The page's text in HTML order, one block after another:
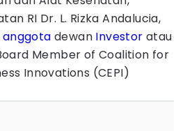
RI Dr. L. Rizka Andalucia,
anggota dewan Investor atau
Member of Coalition for
Innovations (CEPI)